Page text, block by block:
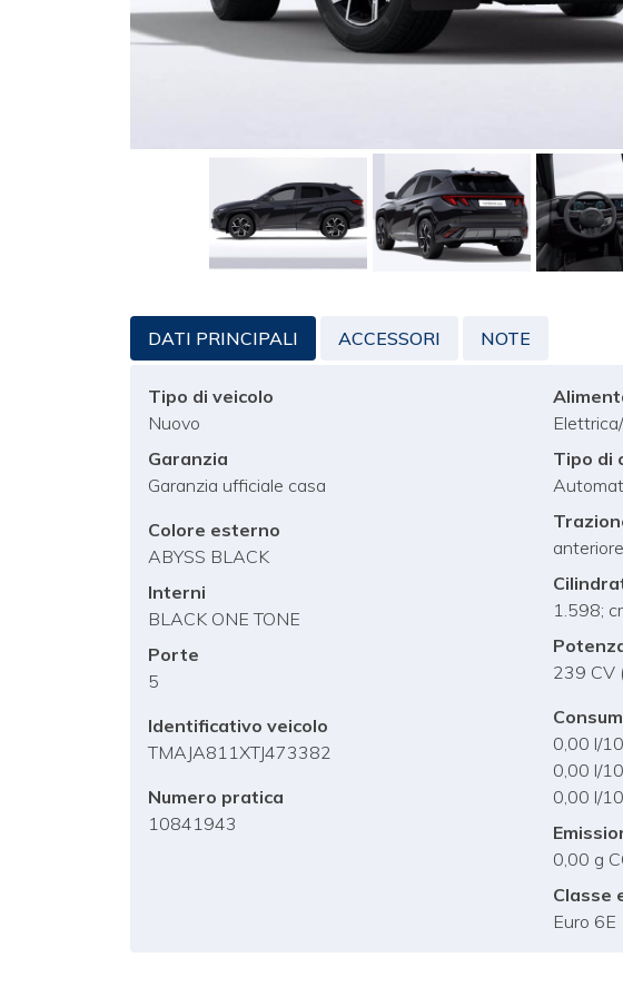
DATI PRINCIPALI ACCESSORI NOTE
Tipo di veicolo
Nuovo
Garanzia
Garanzia ufficiale casa
Colore esterno
ABYSS BLACK
Interni
BLACK ONE TONE
Porte
5
Identificativo veicolo
TMAJA811XTJ473382
Numero pratica
10841943
Tipo di
anteriore
1.598;
239 CV
0,00 l/
0,00 l/
0,00 l/
0,00 g
Classe
Euro 6E